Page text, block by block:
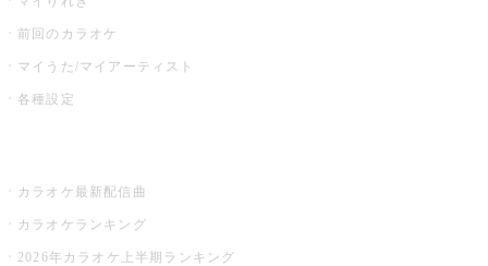
前回のカラオケ
マイうた/マイアーティスト
各種設定
カラオケ最新配信曲
カラオケランキング
2026年カラオケ上半期ランキング